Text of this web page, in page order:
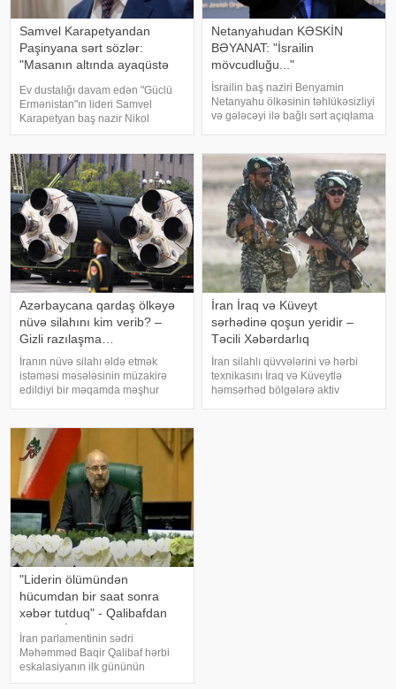
Samvel Karapetyandan
Paşinyana sərt sözlər:
"Masanın altında ayaqüstə
Ev dustalığı davam edən "Güclü
Ermənistan"ın lideri Samvel
Karapetyan baş nazir Nikol
Paşinyanın onu xeyriyyəçiliklə
məhrum edəcəyi ilə bağlı
xəbərdarlığına münasibət bildirib.
Ermənista
Netanyahudan KƏSKİN
BƏYANAT: "İsrailin
mövcudluğu..."
İsrailin baş naziri Benyamin
Netanyahu ölkəsinin təhlükəsizliyi
və gələcəyi ilə bağlı sərt açıqlama
suverenliyinin heç bir halda
güzəştə gedilməyəcək əsas prinsi
Azərbaycana qardaş ölkəyə
nüvə silahını kim verib? –
Gizli razılaşma…
İranın nüvə silahı əldə etmək
istəməsi məsələsinin müzakirə
edildiyi bir məqamda məşhur
mərhum kralı Faysal ibn
Əbdüləziz Əl Səud Pakistanın
nüvə silahı proqramın
İran İraq və Küveyt
sərhədinə qoşun yeridir –
Təcili Xəbərdarlıq
İran silahlı qüvvələrini və hərbi
texnikasını İraq və Küveytlə
həmsərhəd bölgələrə aktiv
"Liderin ölümündən
hücumdan bir saat sonra
xəbər tutduq" - Qalibafdan
ŞOK ETİRAF
İran parlamentinin sədri
Məhəmməd Baqir Qalibaf hərbi
eskalasiyanın ilk gününün
təfərrüatlarını bölüşüb.